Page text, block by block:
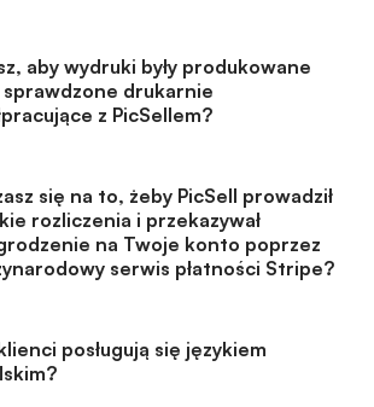
aby wydruki były produkowane
sprawdzone drukarnie
z PicSellem?
się na to, żeby PicSell prowadził
rozliczenia i przekazywał
na Twoje konto poprzez
serwis płatności Stripe?
posługują się językiem